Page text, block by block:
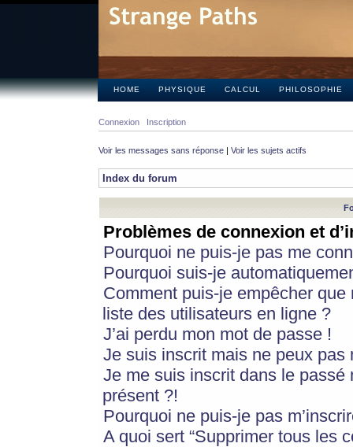
HOME PHYSIQUE CALCUL PHILOSOPHIE
Connexion Inscription
Voir les messages sans réponse | Voir les sujets actifs
Index du forum
Problèmes de connexion et
Pourquoi ne puis-je pas me
Pourquoi suis-je
Comment puis-je empêcher
liste des utilisateurs en ligne ?
J’ai perdu mon mot de passe !
Je suis inscrit mais ne peux pas
Je me suis inscrit dans le
présent ?!
Pourquoi ne puis-je pas
A quoi sert “Supprimer tous les